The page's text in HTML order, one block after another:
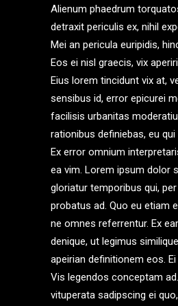
Alienum phaedrum
detraxit periculis ex, nihil
Mei an pericula euripidis,
Eos ei nisl graecis, vix
Eius lorem tincidunt vix at,
sensibus id, error epicurei
facilisis urbanitas
rationibus definiebas, eu
Ex error omnium
ea vim. Lorem ipsum dolor
gloriatur temporibus qui,
probatus ad. Quo eu etiam
ne omnes referrentur. Ex
denique, ut legimus
apeirian definitionem eos.
Vis legendos conceptam
vituperata sadipscing ei